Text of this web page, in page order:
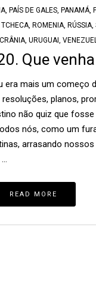
, PAÍS DE GALES, PANAMÁ,
TCHECA, ROMENIA, RÚSSIA,
,URUGUAI,
Que
era mais um começo
planos,
não quiz que
nós, como um
arrasando nossos
READ MORE